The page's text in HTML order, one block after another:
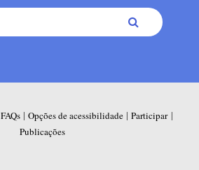
FAQs| Opções de acessibilidade| Participar|
Publicações